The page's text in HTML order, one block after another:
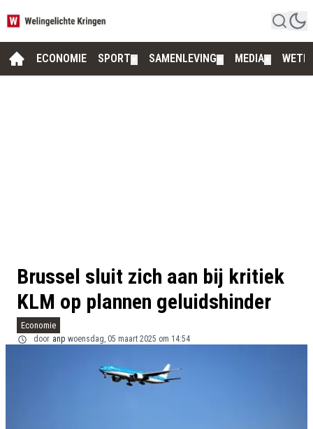
ECONOMIE SPORT SAMENLEVING MEDIA
Brussel sluit zich aan bij kritiek
KLM op plannen geluidshinder
Economie
door anp woensdag, 05 maart 2025 om 14:54